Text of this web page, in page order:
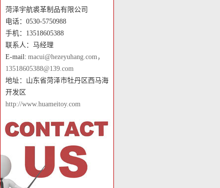
菏泽宇航裘革制品有限公司
电话：0530-5750988
手机：13518605388
联系人：马经理
E-mail: macui@hezeyuhang.com，
13518605388@139.com
地址：山东省菏泽市牡丹区西马海
开发区
http://www.huameitoy.com